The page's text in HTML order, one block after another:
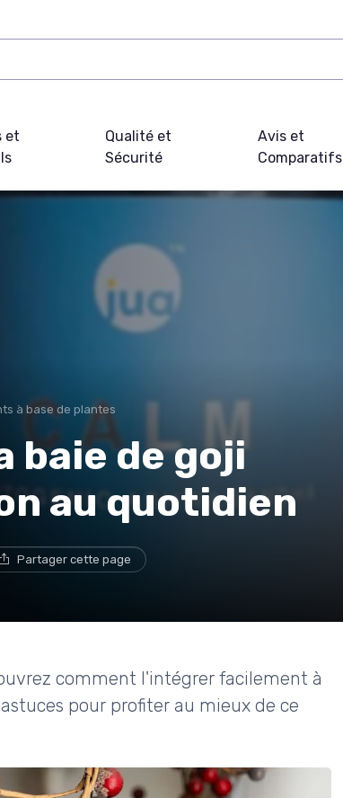
et
Qualité et
Sécurité
Avis et
Comparatifs
à base de plantes
baie de goji
au quotidien
Partager cette page
comment l'intégrer facilement à
pour profiter au mieux de ce